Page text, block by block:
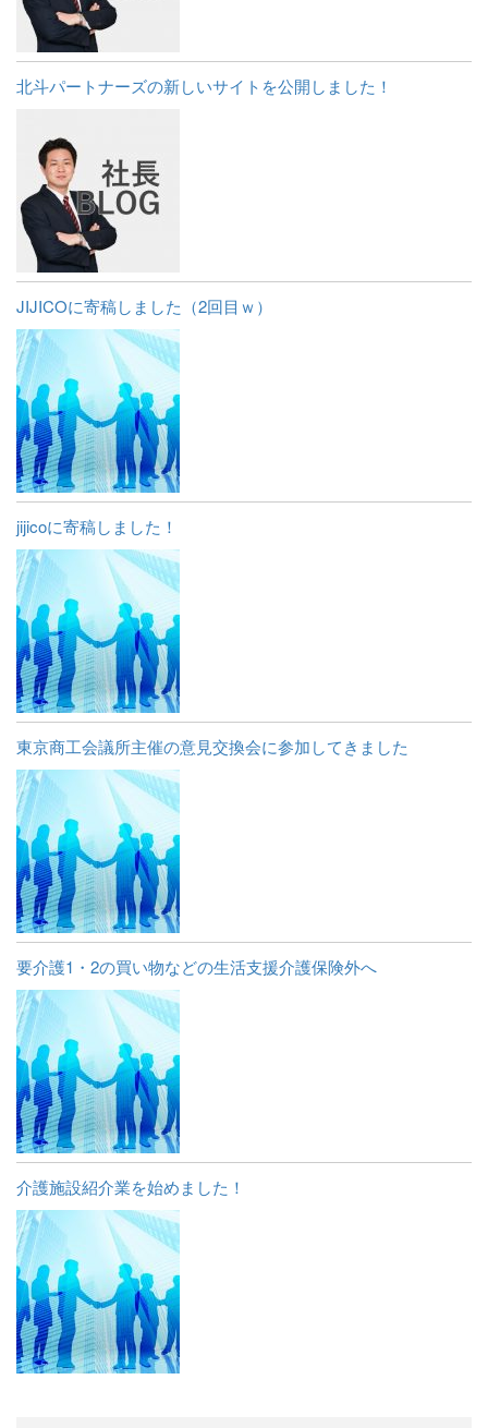
北斗パートナーズの新しいサイトを公開しました！
JIJICOに寄稿しました（2回目ｗ）
jijicoに寄稿しました！
東京商工会議所主催の意見交換会に参加してきました
要介護1・2の買い物などの生活支援介護保険外へ
介護施設紹介業を始めました！